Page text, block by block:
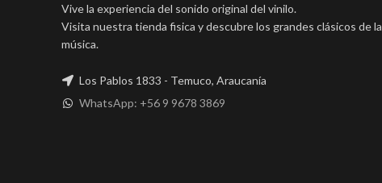
Vive la experiencia del sonido original del vinilo.
Visita nuestra tienda fisica y descubre los grandes clásicos de la
música.
Los Pablos 1833 - Temuco, Araucanía
WhatsApp: +56 9 9678 3869